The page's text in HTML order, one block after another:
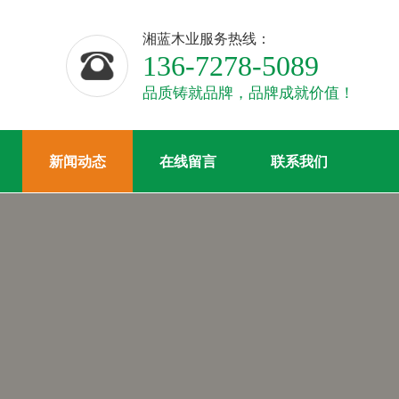
湘蓝木业服务热线：
136-7278-5089
品质铸就品牌，品牌成就价值！
新闻动态 在线留言 联系我们